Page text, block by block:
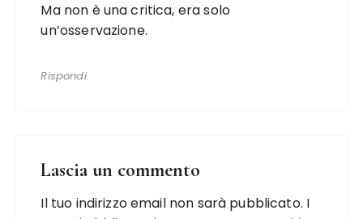
Ma non è una critica, era solo
un’osservazione.
Rispondi
Lascia un commento
Il tuo indirizzo email non sarà pubblicato. I